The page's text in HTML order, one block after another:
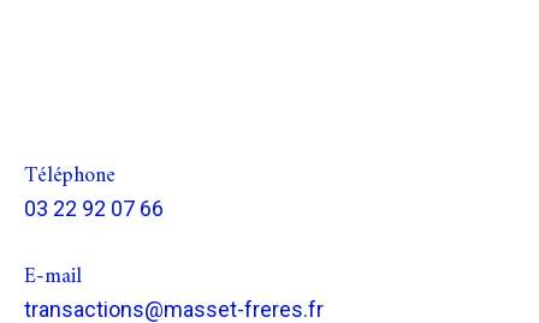
Téléphone
03 22 92 07 66
E-mail
transactions@masset-freres.fr